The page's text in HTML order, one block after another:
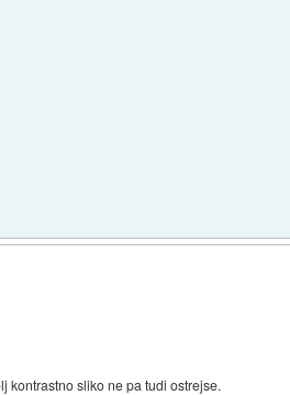
kontrastno sliko ne pa tudi ostrejse.